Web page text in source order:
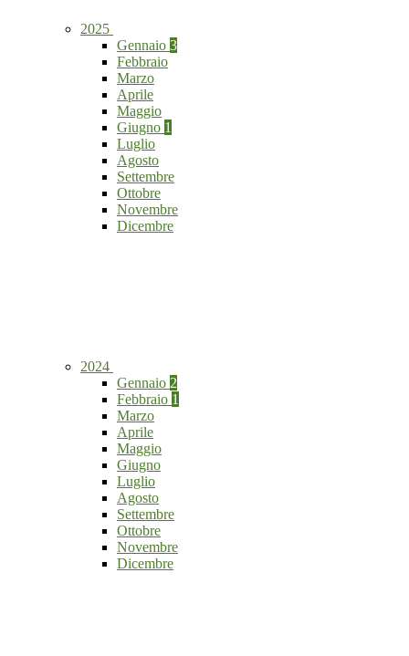
2025
Gennaio 3
Febbraio
Marzo
Aprile
Maggio
Giugno 1
Luglio
Agosto
Settembre
Ottobre
Novembre
Dicembre
2024
Gennaio 2
Febbraio 1
Marzo
Aprile
Maggio
Giugno
Luglio
Agosto
Settembre
Ottobre
Novembre
Dicembre